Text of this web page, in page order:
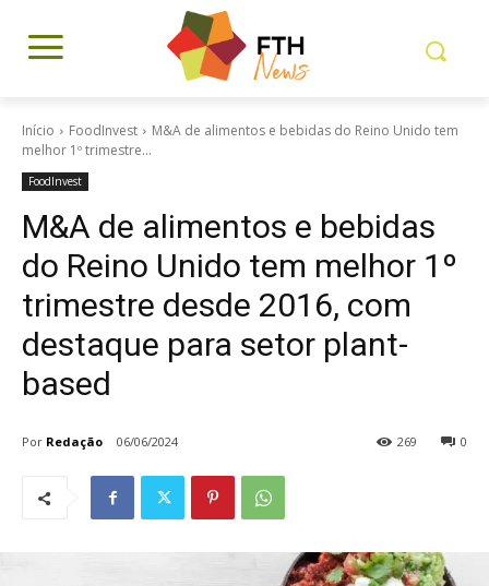
Início FoodInvest
M&A de alimentos e bebidas do Reino Unido tem
melhor 1º trimestre...
FoodInvest
M&A de alimentos e bebidas
do Reino Unido tem melhor 1º
trimestre desde 2016, com
destaque para setor plant-
based
Por Redação 06/06/2024 0
269